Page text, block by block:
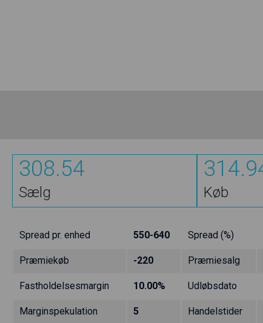
308.54
Sælg Køb
Spread pr. enhed 550-640 Spread (%)
Præmiekøb -220 Præmiesalg
Fastholdelsesmargin 10.00% Udløbsdato
Marginspekulation 5 Handelstider